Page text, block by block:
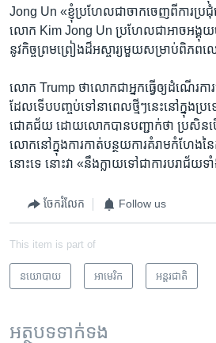
Jong Un «ខ្ញុំ​ប្រហែល​ជា​ចាកចេញ​ពី​ការ​ប្រជុំ​
លោក Kim Jong Un ប្រហែល​ជា​អាច​អង្គុយ​ច
នូវ​កិច្ច​ព្រមព្រៀង​ដ៏​អស្ចារ្យ​មួយ​សម្រាប់​ពិភព
លោក Trump ថា​លោក​ជា​អ្នក​ធ្វើ​ឲ្យ​ដំណើរកា
ដែល​ទើប​បញ្ចប់​ទៅ​នា​ពេល​ថ្មីៗ​នេះ​នៅ​ក្នុង​ប្
ជោគជ័យ ដោយ​លោក​បាន​បញ្ជាក់​ថា ប្រសិនបើ​
លោក​នៅ​ក្នុង​ការ​កាត់​បន្ថយ​ការ​គំរាមកំហែង​នៃ​
នោះ​ទេ នោះ​វា «នឹង​ក្លាយ​ទៅ​ជា​ការ​បរាជ័យ​
ចែករំលែក Follow us
This item is part of
នយោបាយ អាមេរិក​ អន្តរជាតិ
អត្ថបទ​ទាក់ទង